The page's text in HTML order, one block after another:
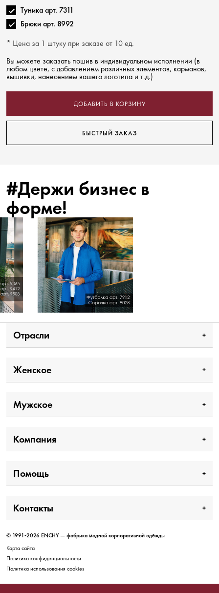
Туника арт. 7311
Брюки арт. 8992
* Цена за 1 штуку при заказе от 10 ед.
Вы можете заказать пошив в индивидуальном исполнении (в
любом цвете, с добавлением различных элементов, карманов,
вышивки, нанесением вашего логотипа и т.д.)
ДОБАВИТЬ В КОРЗИНУ
БЫСТРЫЙ ЗАКАЗ
#Держи бизнес в
форме!
Отрасли
Женское
Мужское
Компания
Помощь
Контакты
© 1991-2026 ENCHY — фабрика модной корпоративной одежды
Карта сайта
Политика конфиденциальности
Политика использования cookies